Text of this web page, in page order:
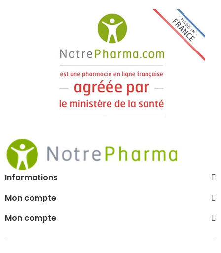
Informations
Mon compte
Mon compte